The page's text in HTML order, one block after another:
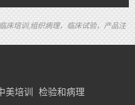
床培训,组织病理，临床试验，产品注
美培训 检验和病理